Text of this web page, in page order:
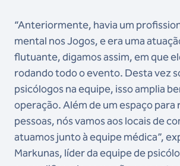
“Anteriormente, havia um
mental nos Jogos, e era uma
flutuante, digamos assim, em que
rodando todo o evento. Desta vez
psicólogos na equipe, isso amplia
operação. Além de um espaço para
pessoas, nós vamos aos locais de
atuamos junto à equipe médica”,
Markunas, líder da equipe de